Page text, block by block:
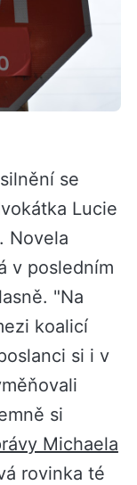
se
Lucie
Novela
v posledním
"Na
koalicí
si i v
si
Michaela
rovinka té